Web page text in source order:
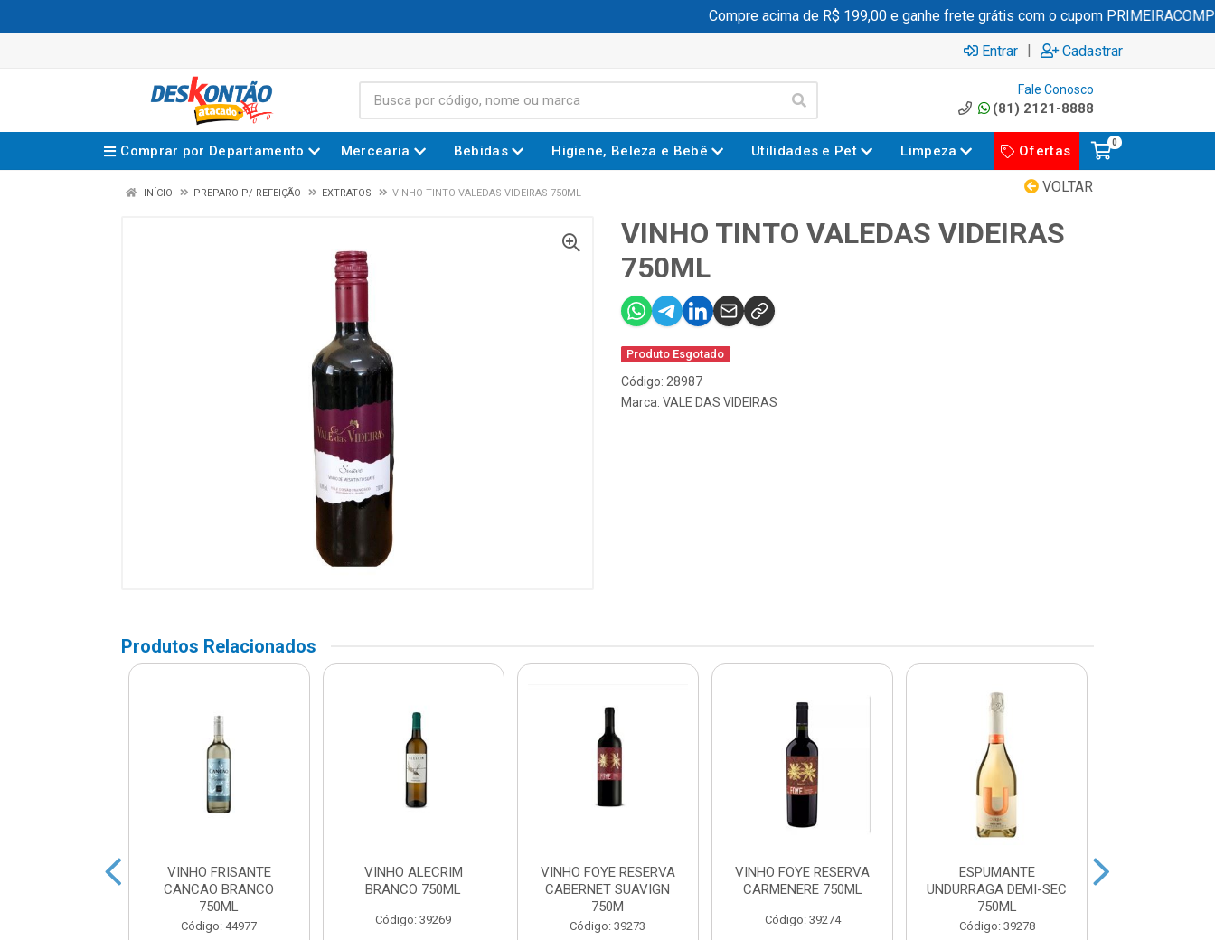
Compre acima de R$ 199,00 e ganhe frete grátis com o cupom PRIMEIRACOMPRA
Entrar | Cadastrar
Fale Conosco
(81) 2121-8888
Comprar por Departamento Mercearia Bebidas Higiene, Beleza e Bebê Utilidades e Pet Limpeza Ofertas
0
VOLTAR
INÍCIO PREPARO P/ REFEIÇÃO EXTRATOS VINHO TINTO VALEDAS VIDEIRAS 750ML
VINHO TINTO VALEDAS VIDEIRAS
750ML
Produto Esgotado
Código: 28987
Marca: VALE DAS VIDEIRAS
Produtos Relacionados
VINHO FRISANTE
CANCAO BRANCO
750ML
Código: 44977
VINHO ALECRIM
BRANCO 750ML
Código: 39269
VINHO FOYE RESERVA
CABERNET SUAVIGN
750M
Código: 39273
VINHO FOYE RESERVA
CARMENERE 750ML
Código: 39274
ESPUMANTE
UNDURRAGA DEMI-SEC
750ML
Código: 39278